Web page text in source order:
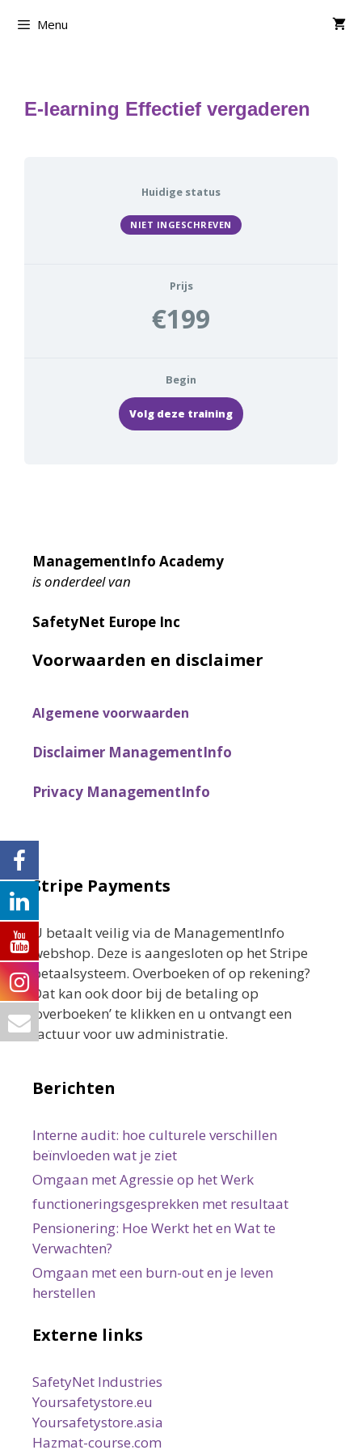
naar Menu
E-learning Effectief vergaderen
Huidige status
NIET INGESCHREVEN
Prijs
€199
Begin
Volg deze training
ManagementInfo Academy
is onderdeel van
SafetyNet Europe Inc
Voorwaarden en disclaimer
Algemene voorwaarden
Disclaimer ManagementInfo
Privacy ManagementInfo
Stripe Payments
U betaalt veilig via de ManagementInfo
webshop. Deze is aangesloten op het Stripe
betaalsysteem. Overboeken of op rekening?
Dat kan ook door bij de betaling op
‘overboeken’ te klikken en u ontvangt een
factuur voor uw administratie.
Berichten
Interne audit: hoe culturele verschillen
beïnvloeden wat je ziet
Omgaan met Agressie op het Werk
functioneringsgesprekken met resultaat
Pensionering: Hoe Werkt het en Wat te
Verwachten?
Omgaan met een burn-out en je leven
herstellen
Externe links
SafetyNet Industries
Yoursafetystore.eu
Yoursafetystore.asia
Hazmat-course.com